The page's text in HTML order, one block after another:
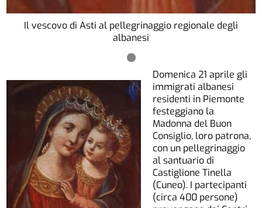
Il vescovo di Asti al pellegrinaggio regionale degli
albanesi
Domenica 21 aprile gli
immigrati albanesi
residenti in Piemonte
festeggiano la
Madonna del Buon
Consiglio, loro patrona,
con un pellegrinaggio
al santuario di
Castiglione Tinella
(Cuneo). I partecipanti
(circa 400 persone)